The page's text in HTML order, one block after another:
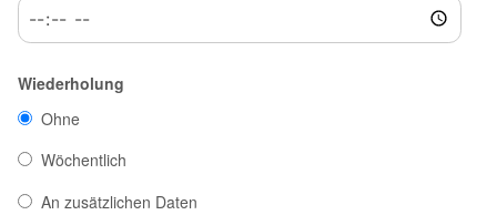
Wiederholung
Ohne
Wöchentlich
An zusätzlichen Daten